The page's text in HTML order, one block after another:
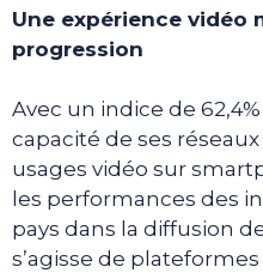
Une expérience vidéo
progression
Avec un indice de
capacité de ses
usages vidéo sur
les performances des
pays dans la diffusion
s’agisse de